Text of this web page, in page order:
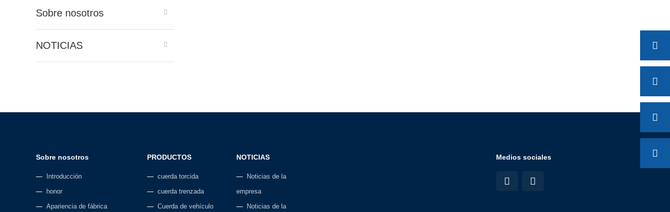
Sobre nosotros
NOTICIAS
Sobre nosotros
Introducción
honor
Apariencia de fábrica
PRODUCTOS
cuerda torcida
cuerda trenzada
Cuerda de vehículo
NOTICIAS
Noticias de la
empresa
Noticias de la
Medios sociales